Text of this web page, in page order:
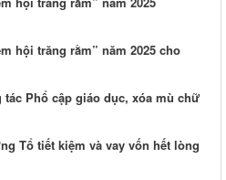
hội trăng rằm” năm 2025 cho
Phổ cập giáo dục, xóa mù chữ
Tổ tiết kiệm và vay vốn hết lòng